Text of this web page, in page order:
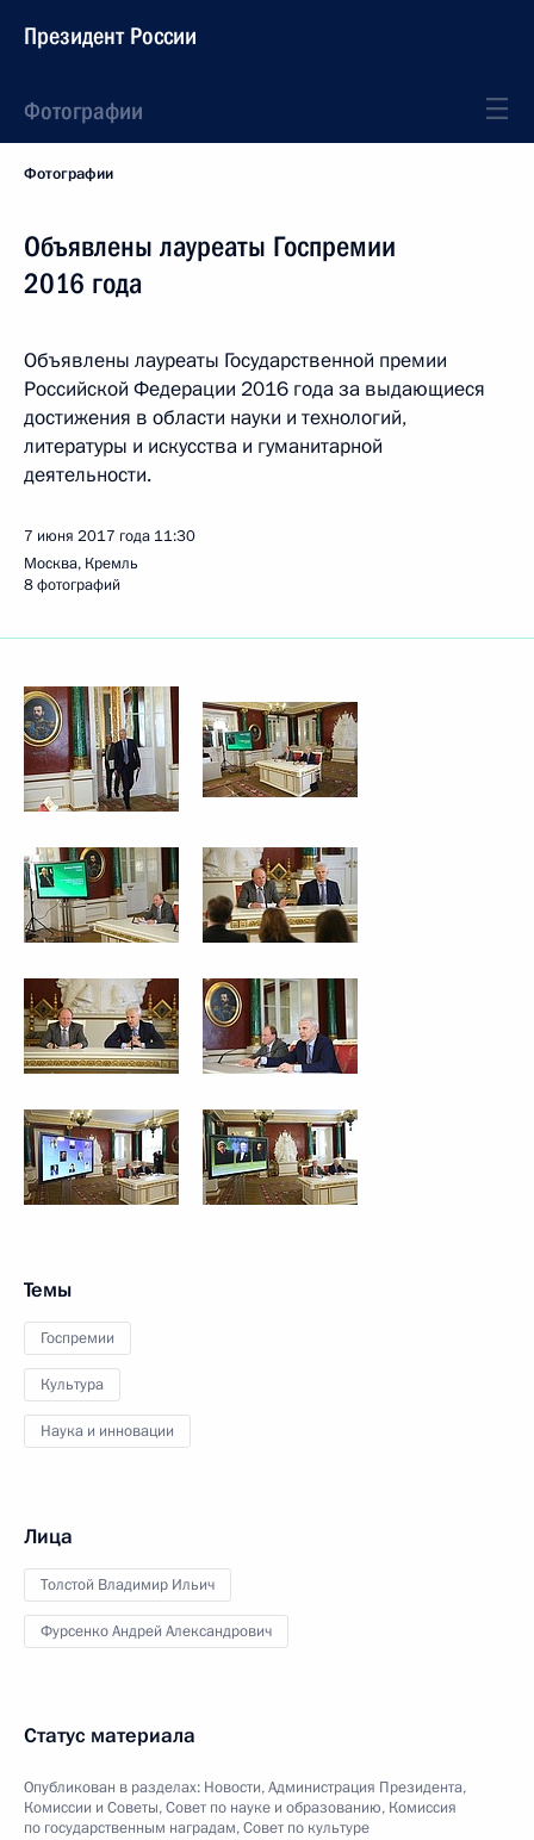
Президент России
Фотографии
Фотографии
Объявлены лауреаты Госпремии
2016 года
Объявлены лауреаты Государственной премии
Российской Федерации 2016 года за выдающиеся
достижения в области науки и технологий,
литературы и искусства и гуманитарной
деятельности.
7 июня 2017 года 11:30
Москва, Кремль
8 фотографий
Темы
Госпремии
Культура
Наука и инновации
Лица
Толстой Владимир Ильич
Фурсенко Андрей Александрович
Статус материала
Опубликован в разделах: Новости,Администрация Президента,
Комиссии и Советы,Совет по науке и образованию, Комиссия
по государственным наградам,Совет по культуре